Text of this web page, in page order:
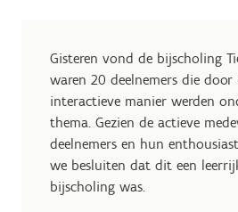
Gisteren vond de bijscholing
waren 20 deelnemers die door
interactieve manier werden
thema. Gezien de actieve
deelnemers en hun
we besluiten dat dit een
bijscholing was.